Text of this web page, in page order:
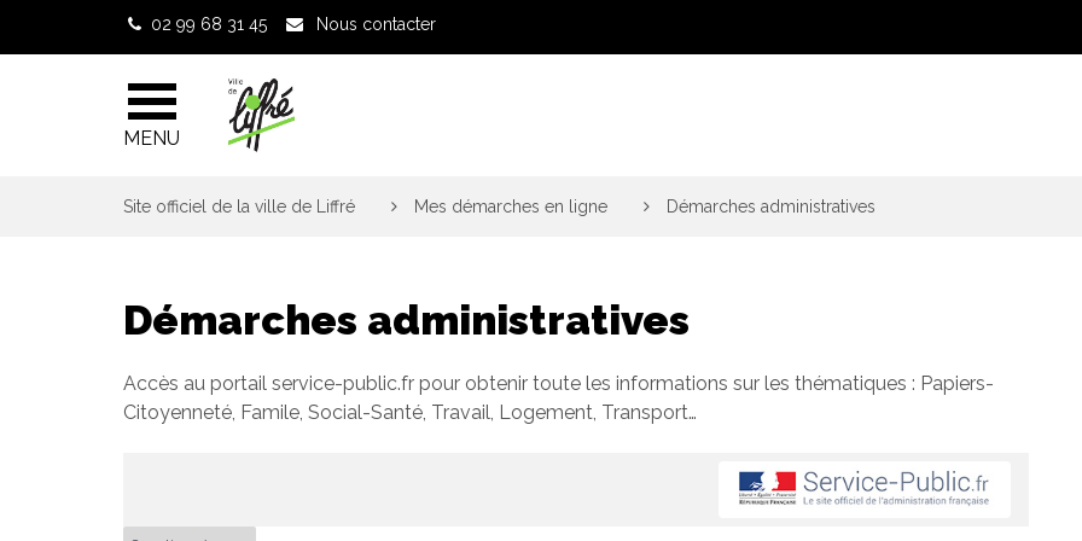
02 99 68 31 45 Nous contacter
MENU
Site officiel de la ville de Liffré Mes démarches en ligne Démarches administratives
Démarches administratives
Accès au portail service-public.fr pour obtenir toute les informations sur les thématiques : Papiers-
Citoyenneté, Famile, Social-Santé, Travail, Logement, Transport…